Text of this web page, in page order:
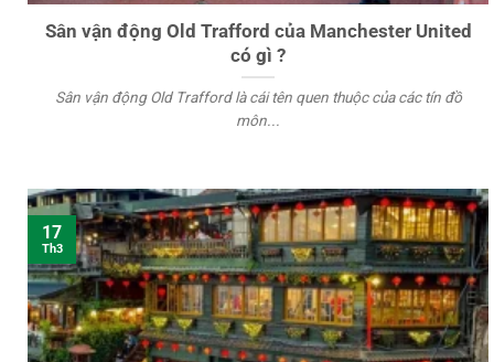
Sân vận động Old Trafford của Manchester United
có gì ?
Sân vận động Old Trafford là cái tên quen thuộc của các tín đồ
môn...
17
Th3